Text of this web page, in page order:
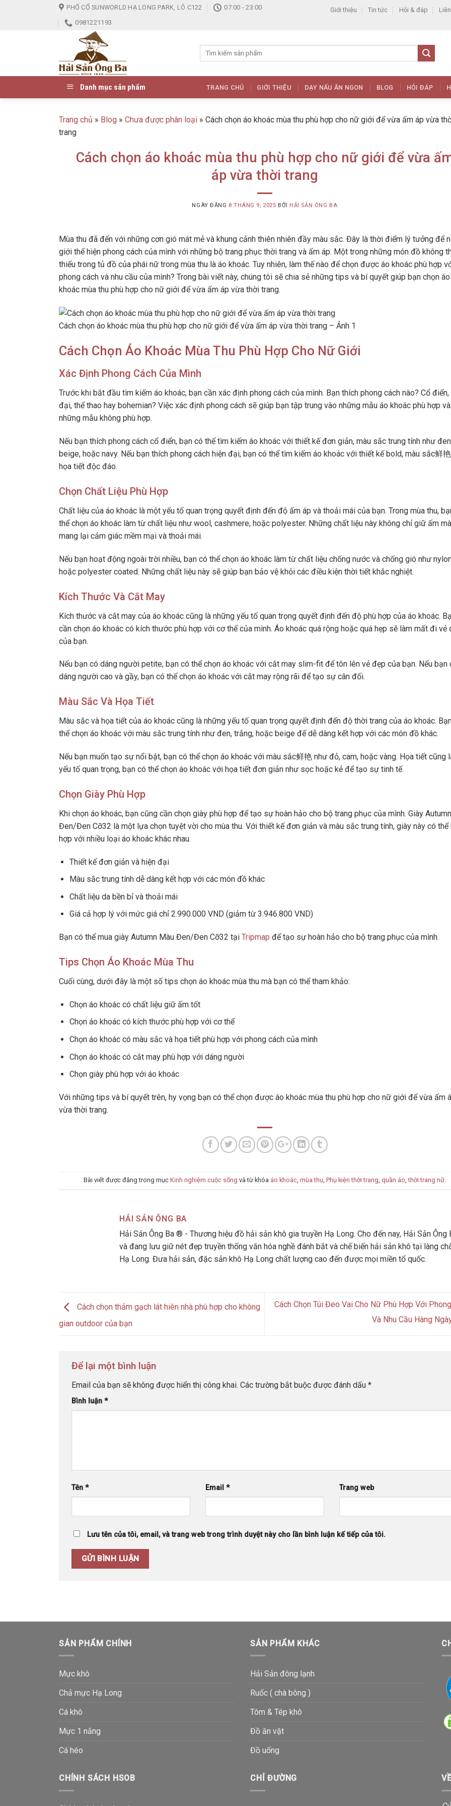
PHỐ CỔ SUNWORLD HẠ LONG PARK, LÔ C122
07:00 - 23:00
0981221193
Giới thiệu Tin tức Hỏi & đáp
Danh mục sản phẩm TRANG CHỦ GIỚI THIỆU DẠY NẤU ĂN NGON BLOG HỎI ĐÁP
Trang chủ » Blog » Chưa được phân loại » Cách chọn áo khoác mùa thu phù hợp cho nữ giới để vừa ấm áp vừa
trang
Cách chọn áo khoác mùa thu phù hợp cho nữ giới để vừa
áp vừa thời trang
NGÀY ĐĂNG 8 THÁNG 9, 2025 BỞI HẢI SẢN ÔNG BA
Mùa thu đã đến với những cơn gió mát mẻ và khung cảnh thiên nhiên đầy màu sắc. Đây là thời điểm lý tưởng để
giới thể hiện phong cách của mình với những bộ trang phục thời trang và ấm áp. Một trong những món đồ không
thiếu trong tủ đồ của phái nữ trong mùa thu là áo khoác. Tuy nhiên, làm thế nào để chọn được áo khoác phù hợp
phong cách và nhu cầu của mình? Trong bài viết này, chúng tôi sẽ chia sẻ những tips và bí quyết giúp bạn chọn áo
khoác mùa thu phù hợp cho nữ giới để vừa ấm áp vừa thời trang.
Cách chọn áo khoác mùa thu phù hợp cho nữ giới để vừa ấm áp vừa thời trang – Ảnh 1
Cách Chọn Áo Khoác Mùa Thu Phù Hợp Cho Nữ Giới
Xác Định Phong Cách Của Mình
Trước khi bắt đầu tìm kiếm áo khoác, bạn cần xác định phong cách của mình. Bạn thích phong cách nào? Cổ điển,
đại, thể thao hay bohemian? Việc xác định phong cách sẽ giúp bạn tập trung vào những mẫu áo khoác phù hợp
những mẫu không phù hợp.
Nếu bạn thích phong cách cổ điển, bạn có thể tìm kiếm áo khoác với thiết kế đơn giản, màu sắc trung tính như
beige, hoặc navy. Nếu bạn thích phong cách hiện đại, bạn có thể tìm kiếm áo khoác với thiết kế bold, màu sắc鲜
họa tiết độc đáo.
Chọn Chất Liệu Phù Hợp
Chất liệu của áo khoác là một yếu tố quan trọng quyết định đến độ ấm áp và thoải mái của bạn. Trong mùa thu,
thể chọn áo khoác làm từ chất liệu như wool, cashmere, hoặc polyester. Những chất liệu này không chỉ giữ ấm
mang lại cảm giác mềm mại và thoải mái.
Nếu bạn hoạt động ngoài trời nhiều, bạn có thể chọn áo khoác làm từ chất liệu chống nước và chống gió như
hoặc polyester coated. Những chất liệu này sẽ giúp bạn bảo vệ khỏi các điều kiện thời tiết khắc nghiệt.
Kích Thước Và Cắt May
Kích thước và cắt may của áo khoác cũng là những yếu tố quan trọng quyết định đến độ phù hợp của áo khoác.
cần chọn áo khoác có kích thước phù hợp với cơ thể của mình. Áo khoác quá rộng hoặc quá hẹp sẽ làm mất đi vẻ
của bạn.
Nếu bạn có dáng người petite, bạn có thể chọn áo khoác với cắt may slim-fit để tôn lên vẻ đẹp của bạn. Nếu bạn
dáng người cao và gầy, bạn có thể chọn áo khoác với cắt may rộng rãi để tạo sự cân đối.
Màu Sắc Và Họa Tiết
Màu sắc và họa tiết của áo khoác cũng là những yếu tố quan trọng quyết định đến độ thời trang của áo khoác.
thể chọn áo khoác với màu sắc trung tính như đen, trắng, hoặc beige để dễ dàng kết hợp với các món đồ khác.
Nếu bạn muốn tạo sự nổi bật, bạn có thể chọn áo khoác với màu sắc鲜艳 như đỏ, cam, hoặc vàng. Họa tiết cũng
yếu tố quan trọng, bạn có thể chọn áo khoác với họa tiết đơn giản như sọc hoặc kẻ để tạo sự tinh tế.
Chọn Giày Phù Hợp
Khi chọn áo khoác, bạn cũng cần chọn giày phù hợp để tạo sự hoàn hảo cho bộ trang phục của mình. Giày
Đen/Đen Cỡ32 là một lựa chọn tuyệt vời cho mùa thu. Với thiết kế đơn giản và màu sắc trung tính, giày này có thể
hợp với nhiều loại áo khoác khác nhau.
Thiết kế đơn giản và hiện đại
Màu sắc trung tính dễ dàng kết hợp với các món đồ khác
Chất liệu da bền bỉ và thoải mái
Giá cả hợp lý với mức giá chỉ 2.990.000 VND (giảm từ 3.946.800 VND)
Bạn có thể mua giày Autumn Màu Đen/Đen Cỡ32 tại Tripmap để tạo sự hoàn hảo cho bộ trang phục của mình.
Tips Chọn Áo Khoác Mùa Thu
Cuối cùng, dưới đây là một số tips chọn áo khoác mùa thu mà bạn có thể tham khảo:
Chọn áo khoác có chất liệu giữ ấm tốt
Chọn áo khoác có kích thước phù hợp với cơ thể
Chọn áo khoác có màu sắc và họa tiết phù hợp với phong cách của mình
Chọn áo khoác có cắt may phù hợp với dáng người
Chọn giày phù hợp với áo khoác
Với những tips và bí quyết trên, hy vọng bạn có thể chọn được áo khoác mùa thu phù hợp cho nữ giới để vừa ấm
vừa thời trang.
Bài viết được đăng trong mục Kinh nghiệm cuộc sống và từ khóa áo khoác, mùa thu, Phụ kiện thời trang, quần áo,thời trang nữ.
HẢI SẢN ÔNG BA
Hải Sản Ông Ba ® - Thương hiệu đồ hải sản khô gia truyền Hạ Long. Cho đến nay, Hải Sản Ông
và đang lưu giữ nét đẹp truyền thống văn hóa nghề đánh bắt và chế biến hải sản khô tại làng
Hạ Long. Đưa hải sản, đặc sản khô Hạ Long chất lượng cao đến được mọi miền tổ quốc.
Cách chọn thảm gạch lát hiên nhà phù hợp cho không
gian outdoor của bạn
Cách Chọn Túi Đeo Vai Cho Nữ Phù Hợp Với
Và Nhu Cầu Hàng
Để lại một bình luận
Email của bạn sẽ không được hiển thị công khai. Các trường bắt buộc được đánh dấu *
Bình luận *
Tên * Email * Trang web
Lưu tên của tôi, email, và trang web trong trình duyệt này cho lần bình luận kế tiếp của tôi.
SẢN PHẨM CHÍNH
Mực khô
Chả mực Hạ Long
Cá khô
Mực 1 nắng
Cá héo
SẢN PHẨM KHÁC
Hải Sản đông lạnh
Ruốc ( chà bông )
Tôm & Tép khô
Đồ ăn vặt
Đồ uống
CHÍNH SÁCH HSOB CHỈ ĐƯỜNG